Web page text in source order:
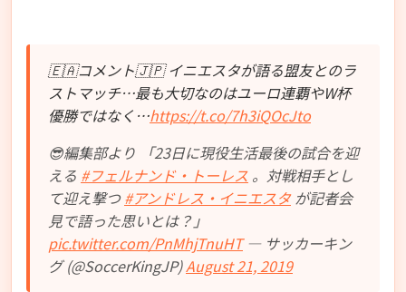
🇪🇦コメント🇯🇵 イニエスタが語る盟友とのラ
ストマッチ…最も大切なのはユーロ連覇やW杯
優勝ではなく…https://t.co/7h3iQOcJto
😎編集部より 「23日に現役生活最後の試合を迎
える #フェルナンド・トーレス 。対戦相手とし
て迎え撃つ#アンドレス・イニエスタが記者会
見で語った思いとは？」
pic.twitter.com/PnMhjTnuHT— サッカーキン
グ (@SoccerKingJP)August 21, 2019